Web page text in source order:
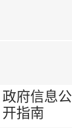
政府信息公
开指南